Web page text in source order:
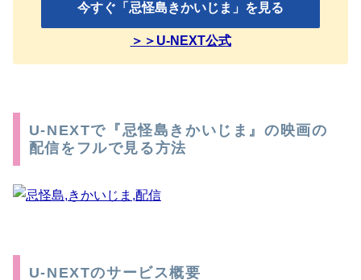
今すぐ「忌怪島きかいじま」を見る
＞＞U-NEXT公式
U-NEXTで『忌怪島きかいじま』の映画の
配信をフルで見る方法
U-NEXTのサービス概要